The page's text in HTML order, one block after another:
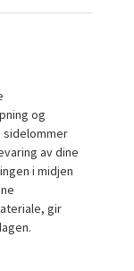
og
sidelommer
av dine
i midjen
gir